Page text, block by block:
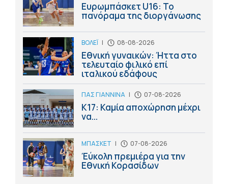
Ευρωμπάσκετ U16: Το
πανόραμα της διοργάνωσης
ΒΟΛΕΪ | 08-08-2026
Εθνική γυναικών: Ήττα στο
τελευταίο φιλικό επί
ιταλικού εδάφους
ΠΑΣ ΓΙΑΝΝΙΝΑ | 07-08-2026
Κ17: Καμία αποχώρηση μέχρι
να...
ΜΠΑΣΚΕΤ | 07-08-2026
Έύκολη πρεμιέρα για την
Εθνική Κορασίδων